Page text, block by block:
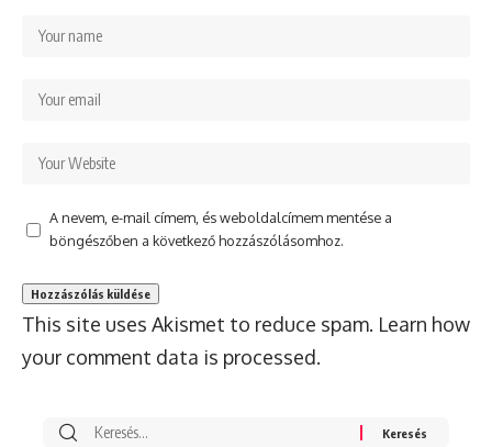
A nevem, e-mail címem, és weboldalcímem mentése a
böngészőben a következő hozzászólásomhoz.
This site uses Akismet to reduce spam. Learn how
your comment data is processed.
Search